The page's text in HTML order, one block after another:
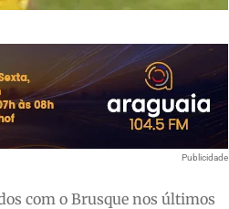
Publicidade
com o Brusque nos últimos